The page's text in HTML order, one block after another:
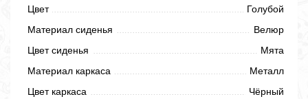
Цвет
Голубой
Материал сиденья
Велюр
Цвет сиденья
Мята
Материал каркаса
Металл
Цвет каркаса
Чёрный